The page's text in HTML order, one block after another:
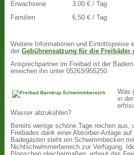
Erwachsene
Familien
3,00 € / Tag
6,50 € / Tag
Weitere Informationen und Eintrittspreise
derGebührensatzung für die Freibäder
Ansprechpartner im Freibad ist der
erreichen ihn unter 05263/955250.
Was
in
Wasser abzukühlen?
Bereits wenige schöne Tage reichen aus,
Freibades dank einer Absorber-Anlage
Badegästen steht ein Schwimmbecken
Nichtschwimmerbereich zur Verfügung.